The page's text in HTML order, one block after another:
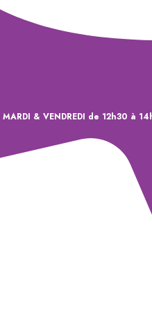
MARDI & VENDREDI de 12h30 à